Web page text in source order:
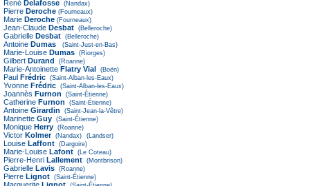
René Delafosse (Nandax)
Pierre Deroche (Fourneaux)
Marie Deroche (Fourneaux)
Jean-Claude Desbat (Belleroche)
Gabrielle Desbat (Belleroche)
Antoine Dumas (Saint-Just-en-Bas)
Marie-Louise Dumas (Riorges)
Gilbert Durand (Roanne)
Marie-Antoinette Flatry Vial (Boën)
Paul Frédric (Saint-Alban-les-Eaux)
Yvonne Frédric (Saint-Alban-les-Eaux)
Joannès Furnon (Saint-Étienne)
Catherine Furnon (Saint-Étienne)
Antoine Girardin (Saint-Jean-la-Vêtre)
Marinette Guy (Saint-Étienne)
Monique Herry (Roanne)
Victor Kolmer (Nandax) (Landser)
Louise Laffont (Dargoire)
Marie-Louise Lafont (Le Coteau)
Pierre-Henri Lallement (Montbrison)
Gabrielle Lavis (Roanne)
Pierre Lignot (Saint-Étienne)
Marguerite Lignot